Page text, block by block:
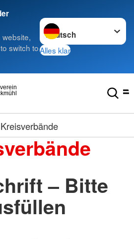
switch to
Sprache wechseln zu
Alles klar
Kreisverbände
– Bitte